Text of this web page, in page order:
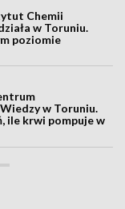
Chemii
w Toruniu.
poziomie
w Toruniu.
ile krwi pompuje w